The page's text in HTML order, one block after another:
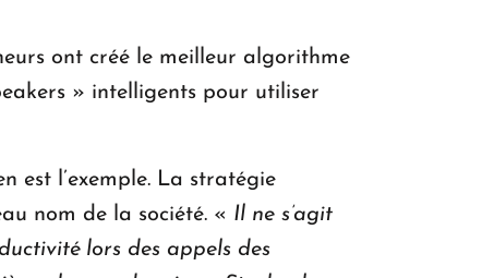
ont créé le meilleur algorithme
» intelligents pour utiliser
est l’exemple. La stratégie
nom de la société. « Il ne s’agit
lors des appels des